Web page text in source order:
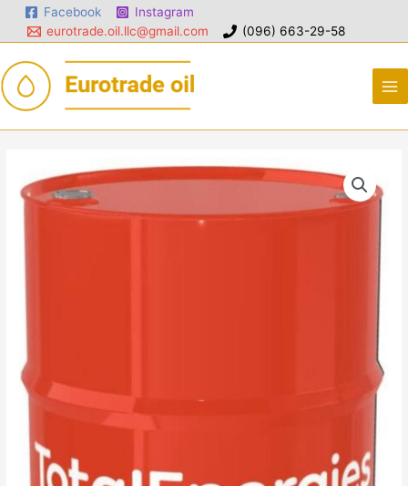
Facebook
Instagram
eurotrade.oil.llc@gmail.com
(096) 663-29-58